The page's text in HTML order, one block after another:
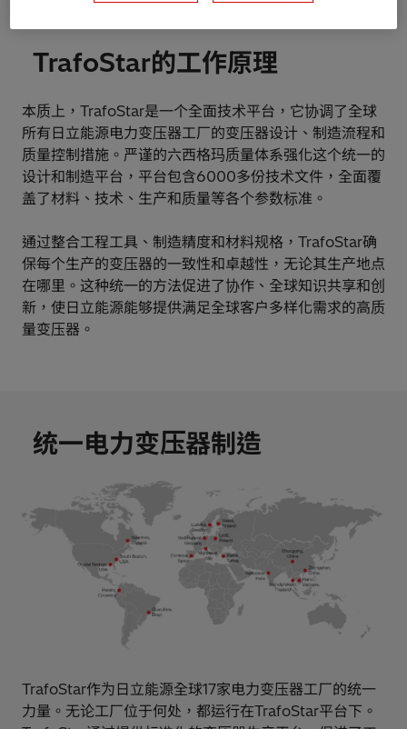
TrafoStar的工作原理
本质上，TrafoStar是一个全面技术平台，它协调了全球
所有日立能源电力变压器工厂的变压器设计、制造流程和
质量控制措施。严谨的六西格玛质量体系强化这个统一的
设计和制造平台，平台包含6000多份技术文件，全面覆
盖了材料、技术、生产和质量等各个参数标准。
通过整合工程工具、制造精度和材料规格，TrafoStar确
保每个生产的变压器的一致性和卓越性，无论其生产地点
在哪里。这种统一的方法促进了协作、全球知识共享和创
新，使日立能源能够提供满足全球客户多样化需求的高质
量变压器。
统一电力变压器制造
TrafoStar作为日立能源全球17家电力变压器工厂的统一
力量。无论工厂位于何处，都运行在TrafoStar平台下。